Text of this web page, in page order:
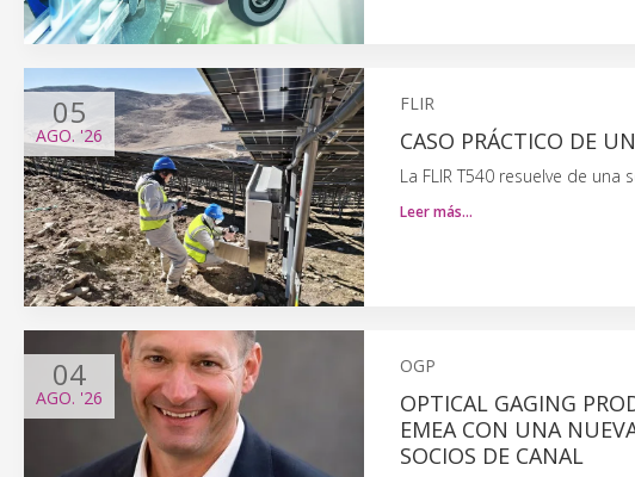
05
AGO. '26
FLIR
CASO PRÁCTICO DE
La FLIR T540 resuelve de
Leer más…
04
AGO. '26
OGP
OPTICAL GAGING
EMEA CON UNA
SOCIOS DE CANAL